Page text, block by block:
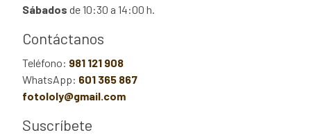
Sábados de 10:30 a 14:00 h.
Contáctanos
Teléfono: 981 121 908
WhatsApp: 601 365 867
fotololy@gmail.com
Suscríbete